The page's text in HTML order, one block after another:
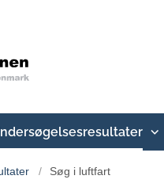
Søg i luftfart